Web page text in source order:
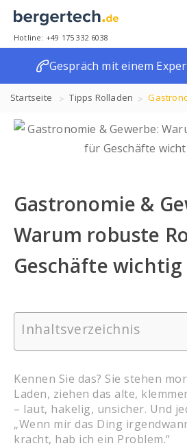
Hotline: +49 175 332 6038
Gespräch mit einem
Startseite Tipps Rolladen
robuste Rolltore für Geschäfte wichtig
Gastronomie &
Warum robuste
Geschäfte wichtig
Inhaltsverzeichnis
Kennen Sie das? Sie stehen
Laden, ziehen das alte,
– laut, hakelig, unsicher. Und
„Wenn mir das Ding
kracht, hab ich ein Problem.“